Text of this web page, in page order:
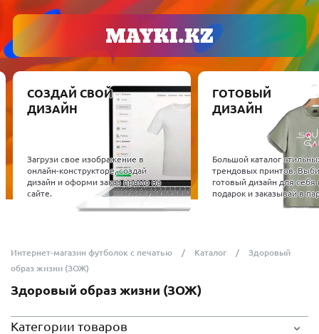
СОЗДАЙ СВОЙ
ДИЗАЙН
Загрузи свое изображение в
онлайн-конструкторе, создай
дизайн и оформи заказ прямо на
сайте.
ГОТОВЫЙ
ДИЗАЙН
Большой каталог
трендовых принтов.
готовый дизайн для себя
подарок и заказывай в
Интернет-магазин футболок с печатью Каталог
Здоровый
образ жизни (ЗОЖ)
Здоровый образ жизни (ЗОЖ)
Категории товаров